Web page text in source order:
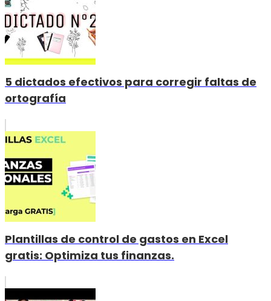
5 dictados efectivos para corregir faltas de
ortografía
Plantillas de control de gastos en Excel
gratis: Optimiza tus finanzas.